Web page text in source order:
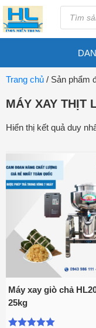
Trang chủ / Sản phẩm
MÁY XAY THỊT
Hiển thị kết quả duy
Xem chi tiết
Máy xay giò chả
25kg